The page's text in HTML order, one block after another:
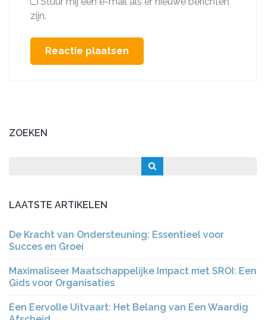
zijn.
ZOEKEN
LAATSTE ARTIKELEN
De Kracht van Ondersteuning: Essentieel voor
Succes en Groei
Maximaliseer Maatschappelijke Impact met SROI: Een
Gids voor Organisaties
Een Eervolle Uitvaart: Het Belang van Een Waardig